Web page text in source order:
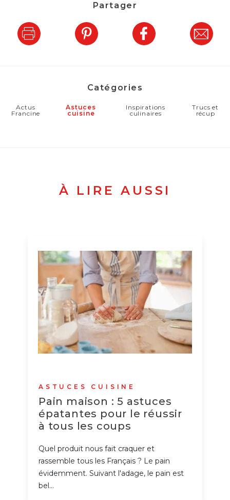
Partager
Catégories
Actus
Francine
Astuces
cuisine
Inspirations
culinaires
Trucs et
récup
À LIRE AUSSI
ASTUCES CUISINE
Pain maison : 5 astuces
épatantes pour le réussir
à tous les coups
Quel produit nous fait craquer et
rassemble tous les Français ? Le pain
évidemment. Suivant l'adage, le pain est
bel...